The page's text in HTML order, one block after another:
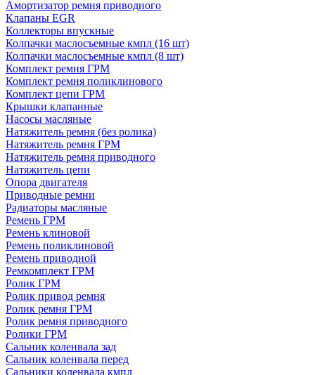
Амортизатор ремня приводного
Клапаны EGR
Коллекторы впускные
Колпачки маслосъемные кмпл (16 шт)
Колпачки маслосъемные кмпл (8 шт)
Комплект ремня ГРМ
Комплект ремня поликлинового
Комплект цепи ГРМ
Крышки клапанные
Насосы масляные
Натяжитель ремня (без ролика)
Натяжитель ремня ГРМ
Натяжитель ремня приводного
Натяжитель цепи
Опора двигателя
Приводные ремни
Радиаторы масляные
Ремень ГРМ
Ремень клиновой
Ремень поликлиновой
Ремень приводной
Ремкомплект ГРМ
Ролик ГРМ
Ролик привод ремня
Ролик ремня ГРМ
Ролик ремня приводного
Ролики ГРМ
Сальник коленвала зад
Сальник коленвала перед
Сальники коленвала кмпл